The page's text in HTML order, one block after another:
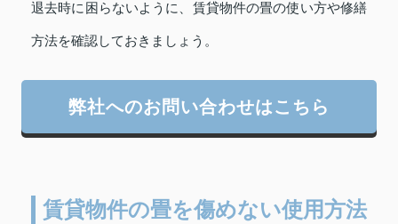
退去時に困らないように、賃貸物件の畳の使い方や修繕
方法を確認しておきましょう。
弊社へのお問い合わせはこちら
賃貸物件の畳を傷めない使用方法